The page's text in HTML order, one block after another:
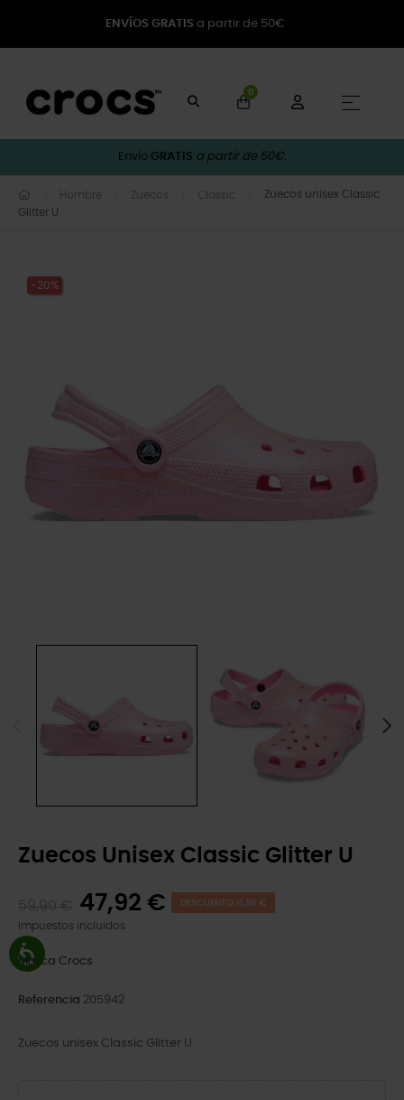
ENVÍOS GRATIS a partir de 50€
0
☰
Envío GRATIS a partir de 50€.
Hombre Zuecos Classic
Zuecos unisex Classic
Glitter U
-20%
Zuecos Unisex Classic Glitter U
47,92 € DESCUENTO 11,98 €
Impuestos incluidos
Marca Crocs
Referencia 205942
Zuecos unisex Classic Glitter U